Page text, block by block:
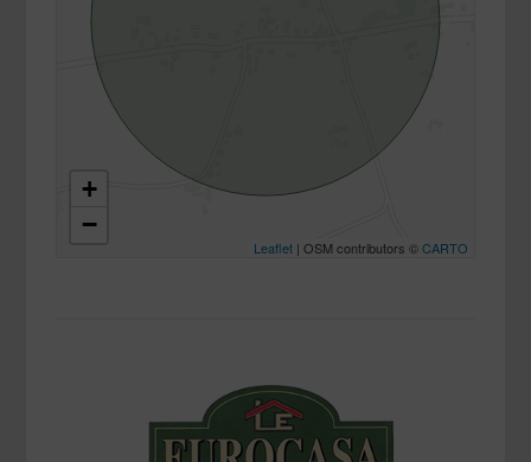
+
−
Leaflet| OSM contributors ©CARTO